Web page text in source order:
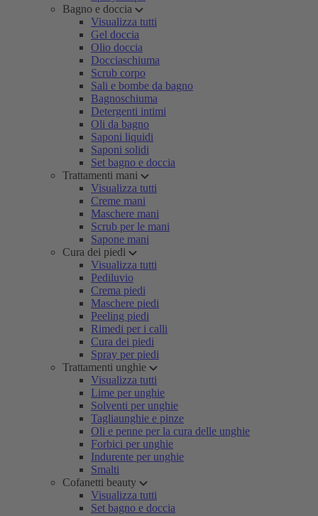
Bagno e doccia
Visualizza tutti
Gel doccia
Olio doccia
Docciaschiuma
Scrub corpo
Sali e bombe da bagno
Bagnoschiuma
Detergenti intimi
Oli da bagno
Saponi liquidi
Saponi solidi
Set bagno e doccia
Trattamenti mani
Visualizza tutti
Creme mani
Maschere mani
Scrub per le mani
Sapone mani
Cura dei piedi
Visualizza tutti
Pediluvio
Crema piedi
Maschere piedi
Peeling piedi
Rimedi per i calli
Cura dei piedi
Spray per piedi
Trattamenti unghie
Visualizza tutti
Lime per unghie
Solventi per unghie
Tagliaunghie e pinze
Oli e penne per la cura delle unghie
Forbici per unghie
Indurente per unghie
Smalti
Cofanetti beauty
Visualizza tutti
Set bagno e doccia